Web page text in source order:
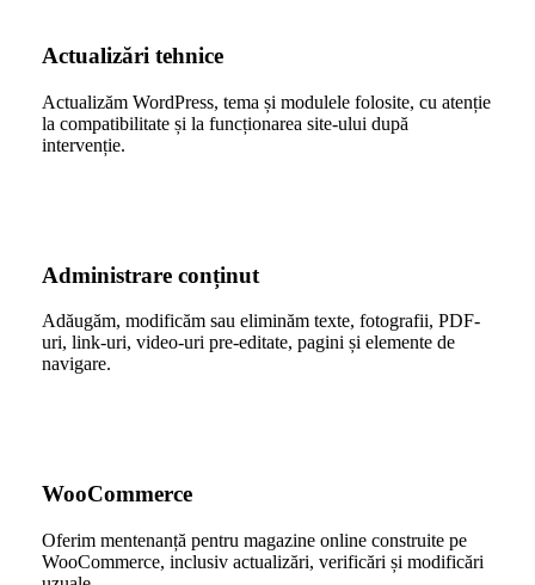
Actualizări tehnice
Actualizăm WordPress, tema și modulele folosite, cu atenție
la compatibilitate și la funcționarea site-ului după
intervenție.
Administrare conținut
Adăugăm, modificăm sau eliminăm texte, fotografii, PDF-
uri, link-uri, video-uri pre-editate, pagini și elemente de
navigare.
WooCommerce
Oferim mentenanță pentru magazine online construite pe
WooCommerce, inclusiv actualizări, verificări și modificări